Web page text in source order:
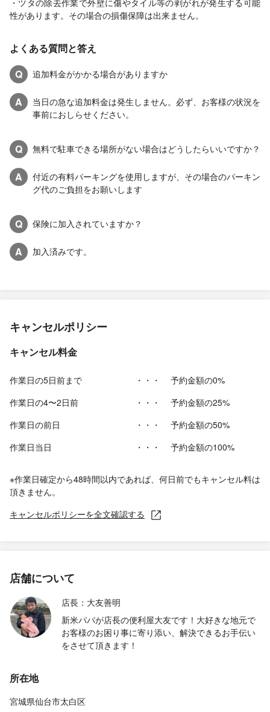
・ツタの除去作業で外壁に傷やタイル等の剥がれが発生する可能
性があります。その場合の損傷保障は出来ません。
よくある質問と答え
Q
追加料金がかかる場合がありますか
A
当日の急な追加料金は発生しません。必ず、お客様の状況を
事前におしらせください。
Q 無料で駐車できる場所がない場合はどうしたらいいですか？
A
付近の有料パーキングを使用しますが、その場合のパーキン
グ代のご負担をお願いします
Q 保険に加入されていますか？
A 加入済みです。
キャンセルポリシー
キャンセル料金
作業日の5日前まで ・・・
予約金額の0%
作業日の4〜2日前
・・・
予約金額の25%
作業日の前日
・・・
予約金額の50%
作業日当日
・・・ 予約金額の100%
※作業日確定から48時間以内であれば、何日前でもキャンセル料は
頂きません。
キャンセルポリシーを全文確認する
店舗について
店長：大友善明
新米パパが店長の便利屋大友です！大好きな地元で
お客様のお困り事に寄り添い、解決できるお手伝い
をさせて頂きます！
所在地
宮城県仙台市太白区